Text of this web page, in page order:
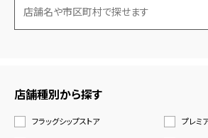
店舗種別から探す
フラッグシップストア
プレミ